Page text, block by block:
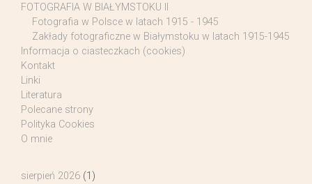
FOTOGRAFIA W BIAŁYMSTOKU II
Fotografia w Polsce w latach 1915 - 1945
Zakłady fotograficzne w Białymstoku w latach 1915-1945
Informacja o ciasteczkach (cookies)
Kontakt
Linki
Literatura
Polecane strony
Polityka Cookies
O mnie
sierpień 2026 (1)